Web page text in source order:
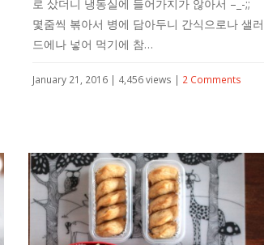
로 샀더니 냉동실에 들어가지가 않아서 –_-;;
몇줌씩 볶아서 병에 담아두니 간식으로나 샐러
드에나 넣어 먹기에 참…
January 21, 2016 | 4,456 views | 2 Comments